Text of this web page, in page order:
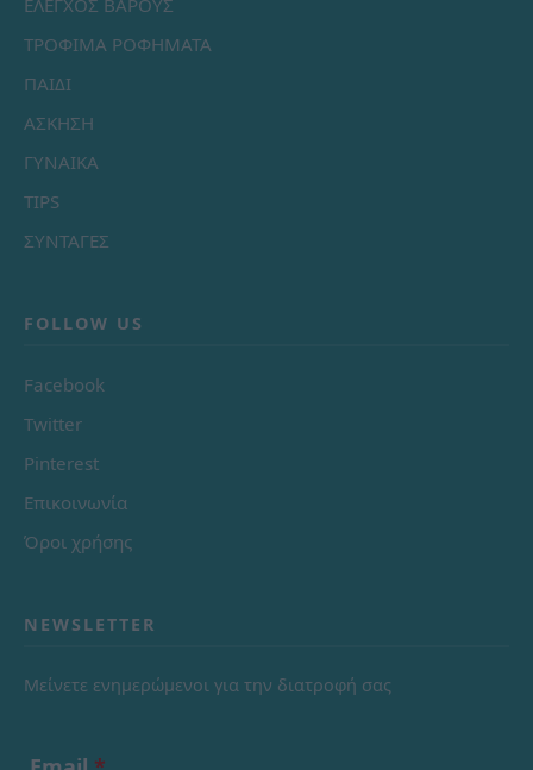
ΕΛΕΓΧΟΣ ΒΑΡΟΥΣ
ΤΡΟΦΙΜΑ ΡΟΦΗΜΑΤΑ
ΠΑΙΔΙ
ΑΣΚΗΣΗ
ΓΥΝΑΙΚΑ
TIPS
ΣΥΝΤΑΓΕΣ
FOLLOW US
Facebook
Twitter
Pinterest
Επικοινωνία
Όροι χρήσης
NEWSLETTER
Μείνετε ενημερώμενοι για την διατροφή σας